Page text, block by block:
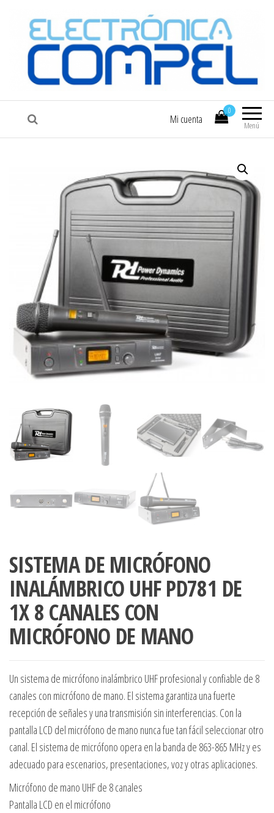
COMPEL Electrónica COMPEL
Menú
0
Mi cuenta
SISTEMA DE MICRÓFONO
INALÁMBRICO UHF PD781 DE
1X 8 CANALES CON
MICRÓFONO DE MANO
Un sistema de micrófono inalámbrico UHF profesional y confiable de 8
canales con micrófono de mano. El sistema garantiza una fuerte
recepción de señales y una transmisión sin interferencias. Con la
pantalla LCD del micrófono de mano nunca fue tan fácil seleccionar otro
canal. El sistema de micrófono opera en la banda de 863-865 MHz y es
adecuado para escenarios, presentaciones, voz y otras aplicaciones.
Micrófono de mano UHF de 8 canales
Pantalla LCD en el micrófono